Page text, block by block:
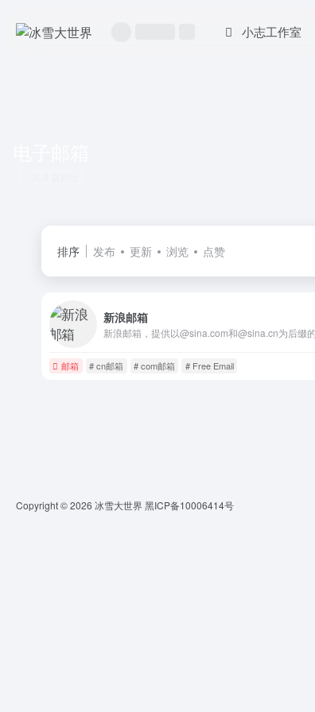
小志工作室
排序 发布 更新 浏览 点赞
新浪邮箱
邮箱 # cn邮箱 # com邮箱 # Free Email
Copyright © 2026 冰雪大世界黑ICP备10006414号